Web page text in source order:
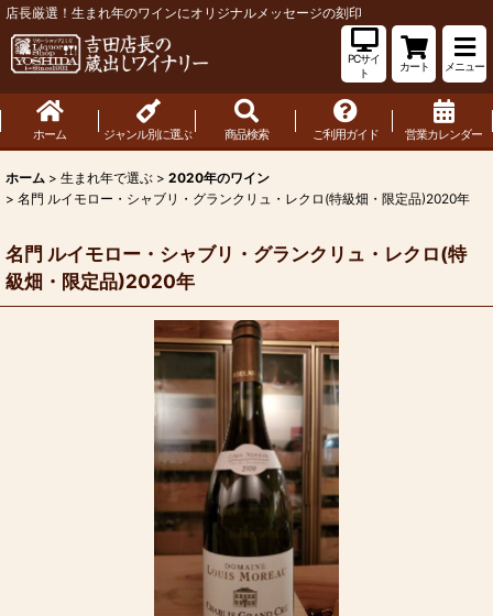
店長厳選！生まれ年のワインにオリジナルメッセージの刻印
PCサイ
ト
カート メニュー
ホーム ジャンル別に選ぶ 商品検索 ご利用ガイド 営業カレンダー
ホーム > 生まれ年で選ぶ > 2020年のワイン
> 名門 ルイモロー・シャブリ・グランクリュ・レクロ(特級畑・限定品)2020年
名門 ルイモロー・シャブリ・グランクリュ・レクロ(特
級畑・限定品)2020年